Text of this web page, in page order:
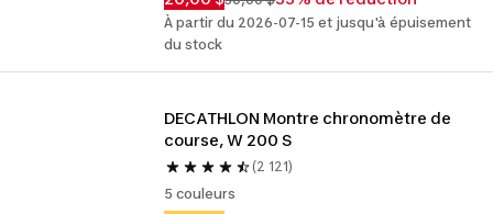
À partir du 2026-07-15 et jusqu'à épuisement
du stock
DECATHLON Montre chronomètre de
course, W 200 S
(2 121)
5 couleurs